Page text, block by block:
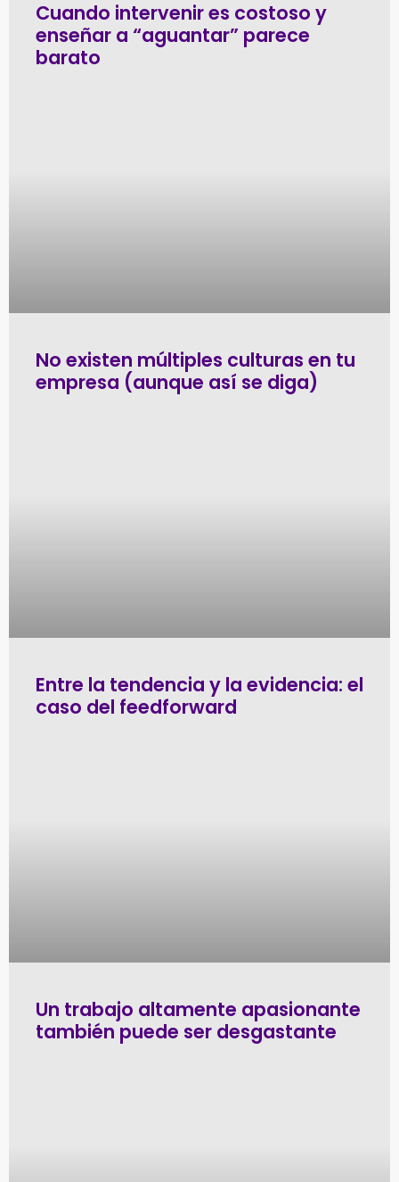
Cuando intervenir es costoso y
enseñar a “aguantar” parece
barato
No existen múltiples culturas en tu
empresa (aunque así se diga)
Entre la tendencia y la evidencia: el
caso del feedforward
Un trabajo altamente apasionante
también puede ser desgastante